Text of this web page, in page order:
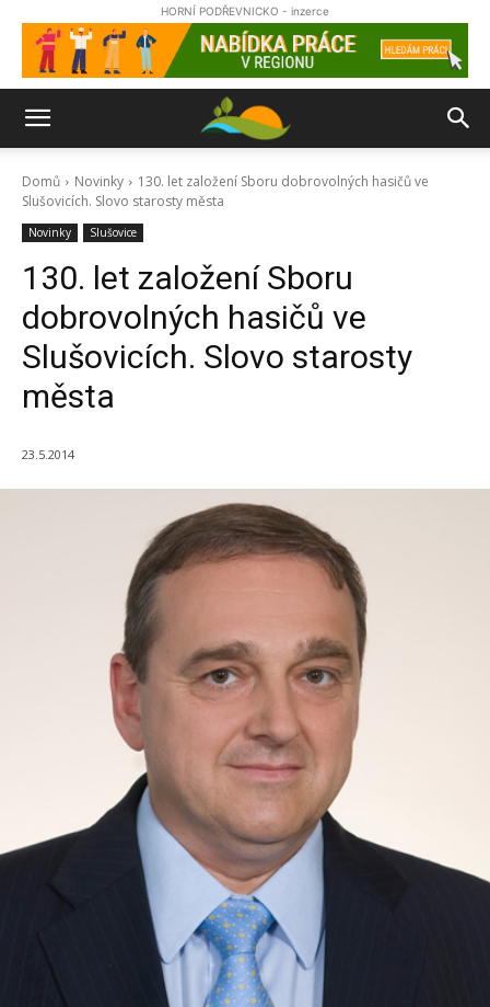
HORNÍ PODŘEVNICKO - inzerce
Domů Novinky
130. let založení Sboru dobrovolných hasičů ve
Slušovicích. Slovo starosty města
Novinky Slušovice
130. let založení Sboru
dobrovolných hasičů ve
Slušovicích. Slovo starosty
města
23.5.2014